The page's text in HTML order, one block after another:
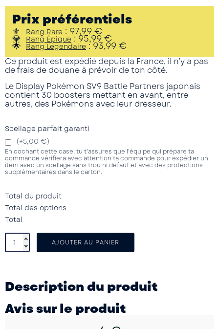
Prix préférentiels
Rang Rare : 97,99€
Rang Épique : 95,99€
Rang Légendaire :93,99€
Ce produit est expédié depuis la France, il n’y a pas
de frais de douane à prévoir de ton côté.
Le Display Pokémon SV9 Battle Partners japonais
contient 30 boosters mettant en avant, entre
autres, des Pokémons avec leur dresseur.
Scellage parfait garanti
(+5,00 €)
En cochant cette case, tu t'assures que l'équipe qui prépare ta
commande vérifiera avec attention ta commande pour expédier un
item avec un scellage sans trou ni défaut et avec des protections
supplémentaires dans le carton.
Total du produit
Total des options
Total
AJOUTER AU PANIER
Description du produit
Avis sur le produit